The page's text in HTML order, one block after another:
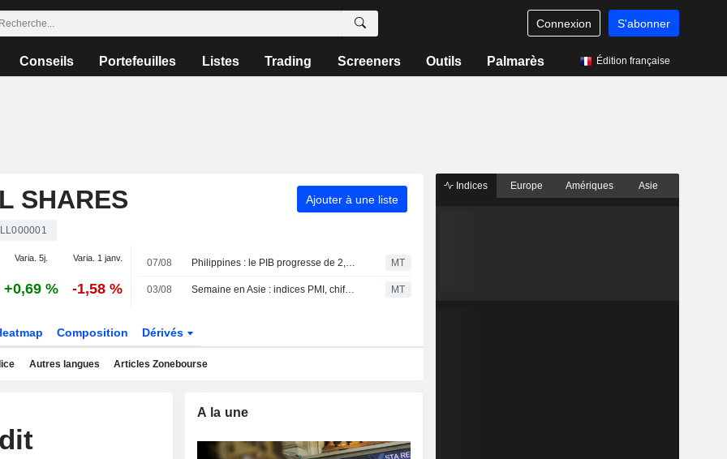
Connexion S'abonner
Conseils Portefeuilles Listes Trading Screeners Outils Palmarès Édition française
SHARES Ajouter à une liste
Varia. 5j. Varia. 1 janv.
+0,69 % -1,58 %
07/08 Philippines : le PIB progresse de 2,3 % au deuxième trimestre MT
03/08 Semaine en Asie : indices PMI, chiffres de l'inflation et données commerciales MT
Composition Dérivés
Autres langues Articles Zonebourse
A la une
Indices Europe Amériques Asie